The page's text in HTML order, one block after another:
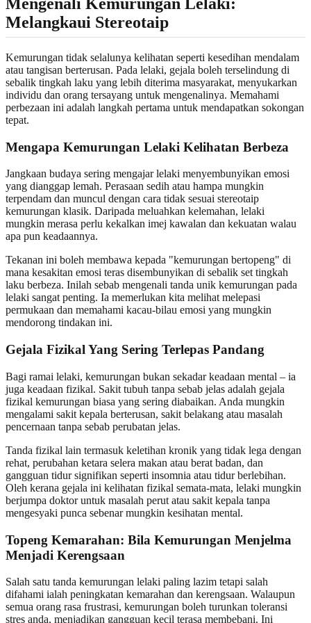
Melangkaui Stereotaip
Kemurungan tidak selalunya kelihatan seperti kesedihan mendalam
atau tangisan berterusan. Pada lelaki, gejala boleh terselindung di
sebalik tingkah laku yang lebih diterima masyarakat, menyukarkan
individu dan orang tersayang untuk mengenalinya. Memahami
perbezaan ini adalah langkah pertama untuk mendapatkan sokongan
tepat.
Mengapa Kemurungan Lelaki Kelihatan Berbeza
Jangkaan budaya sering mengajar lelaki menyembunyikan emosi
yang dianggap lemah. Perasaan sedih atau hampa mungkin
terpendam dan muncul dengan cara tidak sesuai stereotaip
kemurungan klasik. Daripada meluahkan kelemahan, lelaki
mungkin merasa perlu kekalkan imej kawalan dan kekuatan walau
apa pun keadaannya.
Tekanan ini boleh membawa kepada "kemurungan bertopeng" di
mana kesakitan emosi teras disembunyikan di sebalik set tingkah
laku berbeza. Inilah sebab mengenali tanda unik kemurungan pada
lelaki sangat penting. Ia memerlukan kita melihat melepasi
permukaan dan memahami kacau-bilau emosi yang mungkin
mendorong tindakan ini.
Gejala Fizikal Yang Sering Terlepas Pandang
Bagi ramai lelaki, kemurungan bukan sekadar keadaan mental – ia
juga keadaan fizikal. Sakit tubuh tanpa sebab jelas adalah gejala
fizikal kemurungan biasa yang sering diabaikan. Anda mungkin
mengalami sakit kepala berterusan, sakit belakang atau masalah
pencernaan tanpa sebab perubatan jelas.
Tanda fizikal lain termasuk keletihan kronik yang tidak lega dengan
rehat, perubahan ketara selera makan atau berat badan, dan
gangguan tidur signifikan seperti insomnia atau tidur berlebihan.
Oleh kerana gejala ini kelihatan fizikal semata-mata, lelaki mungkin
berjumpa doktor untuk masalah perut atau sakit kepala tanpa
mengesyaki punca sebenar mungkin kesihatan mental.
Topeng Kemarahan: Bila Kemurungan Menjelma
Menjadi Kerengsaan
Salah satu tanda kemurungan lelaki paling lazim tetapi salah
difahami ialah peningkatan kemarahan dan kerengsaan. Walaupun
semua orang rasa frustrasi, kemurungan boleh turunkan toleransi
stres anda, menjadikan gangguan kecil terasa membebani. Ini